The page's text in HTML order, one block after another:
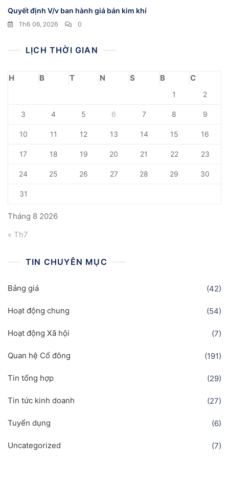
Quyết định V/v ban hành giá bán kim khí
Th6 06, 2026
0
LỊCH THỜI GIAN
Tháng 8 2026
H B T N S B C
1 2
3 4 5 6 7 8 9
10 11 12 13 14 15 16
17 18 19 20 21 22 23
24 25 26 27 28 29 30
31
« Th7
TIN CHUYÊN MỤC
Bảng giá (42)
Hoạt động chung (54)
Hoạt động Xã hội (7)
Quan hệ Cổ đông (191)
Tin tổng hợp (29)
Tin tức kinh doanh (27)
Tuyển dụng (6)
Uncategorized (7)